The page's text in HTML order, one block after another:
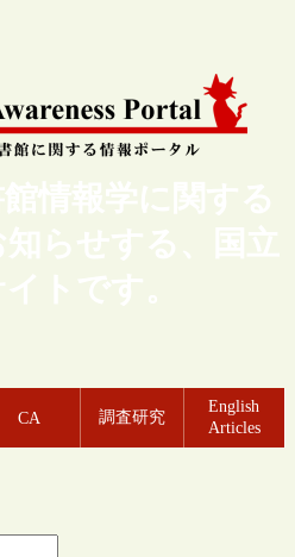
情報学に関する
らせする、国立
トです。
CA 調査研究
English
Articles